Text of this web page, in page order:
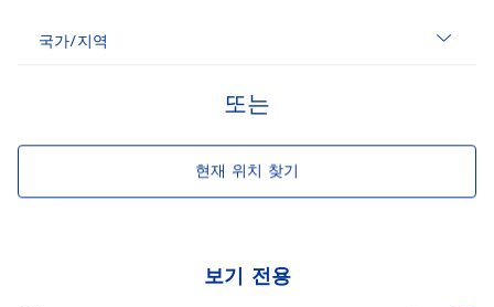
국가/지역
또는
현재 위치 찾기
보기 전용